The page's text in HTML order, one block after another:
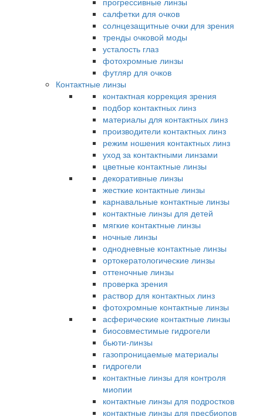
салфетки для очков
солнцезащитные очки для зрения
тренды очковой моды
усталость глаз
фотохромные линзы
футляр для очков
Контактные линзы
контактная коррекция зрения
подбор контактных линз
материалы для контактных линз
производители контактных линз
режим ношения контактных линз
уход за контактными линзами
цветные контактные линзы
декоративные линзы
жесткие контактные линзы
карнавальные контактные линзы
контактные линзы для детей
мягкие контактные линзы
ночные линзы
однодневные контактные линзы
ортокератологические линзы
оттеночные линзы
проверка зрения
раствор для контактных линз
фотохромные контактные линзы
асферические контактные линзы
биосовместимые гидрогели
бьюти-линзы
газопроницаемые материалы
гидрогели
контактные линзы для контроля
миопии
контактные линзы для подростков
контактные линзы для пресбиопов